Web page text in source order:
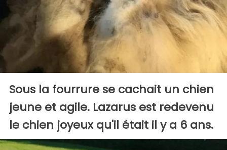
Sous la fourrure se cachait un chien
jeune et agile. Lazarus est redevenu
le chien joyeux qu'il était il y a 6 ans.